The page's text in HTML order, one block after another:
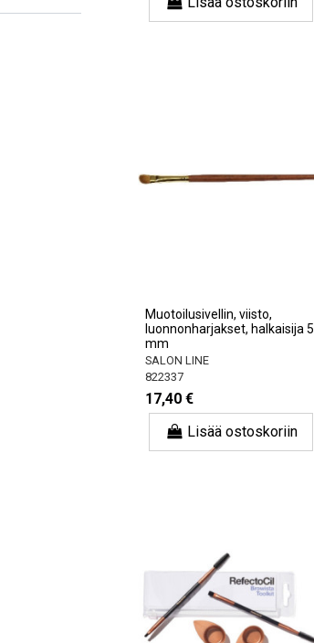
Muotoilusivellin, viisto,
luonnonharjakset, halkaisija 5
mm
SALON LINE
822337
17,40 €
Lisää ostoskoriin